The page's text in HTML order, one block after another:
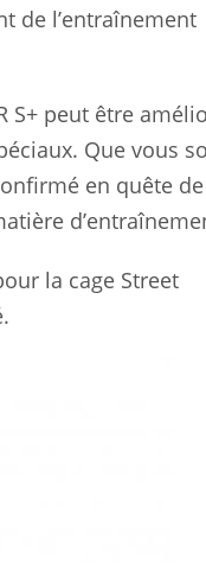
de l’entraînement
S+ peut être
Que vous
en quête de
la cage Street